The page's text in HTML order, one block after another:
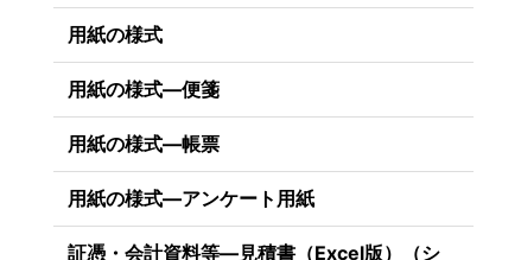
用紙の様式
用紙の様式―便箋
用紙の様式―帳票
用紙の様式―アンケート用紙
証憑・会計資料等―見積書（Excel版）（シ